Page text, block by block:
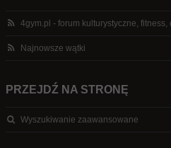
4gym.pl - forum kulturystyczne,
Najnowsze wątki
PRZEJDŹ NA STRONĘ
Wyszukiwanie zaawansowane